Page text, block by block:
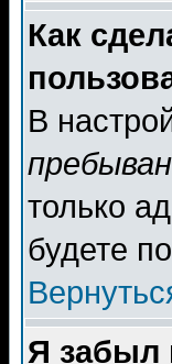
Как
В
только
будете
Я забыл